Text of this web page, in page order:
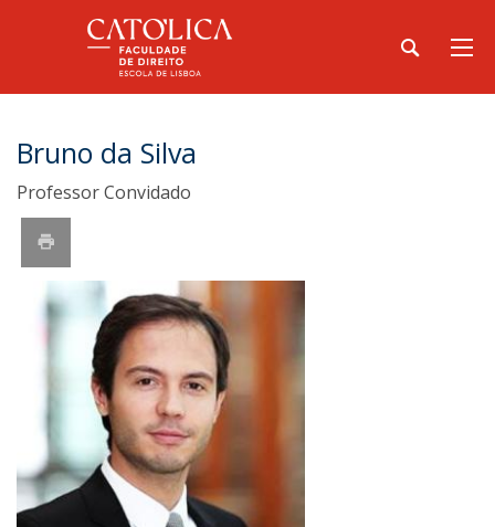
Bruno da Silva
Professor Convidado